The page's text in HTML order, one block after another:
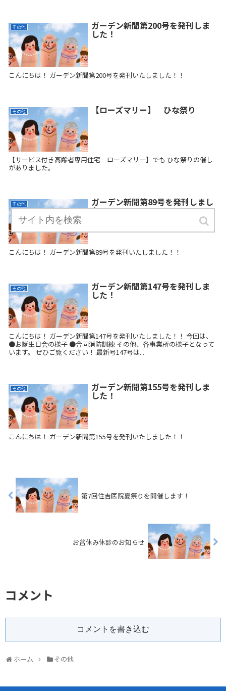
その他 ガーデン新聞第200号を発刊しま
した！
こんにちは！ ガーデン新聞第200号を発刊いたしました！！
その他 【ローズマリー】 ひな祭り
【サービス付き高齢者専用住宅 ローズマリー】でも ひな祭りの催し
がありました。
その他 ガーデン新聞第89号を発刊しまし
た！
こんにちは！ ガーデン新聞第89号を発刊いたしました！！
その他 ガーデン新聞第147号を発刊しま
した！
こんにちは！ ガーデン新聞第147号を発刊いたしました！！ 今回は、
●お誕生日会の様子 ●合同消防訓練 その他、各事業所の様子となって
います。 ぜひご覧ください！ 最新号147号は...
その他 ガーデン新聞第155号を発刊しま
した！
こんにちは！ ガーデン新聞第155号を発刊いたしました！！
第7回住吉医院夏祭りを開催します！
お盆休み休診のお知らせ
コメント
コメントを書き込む
ホーム その他